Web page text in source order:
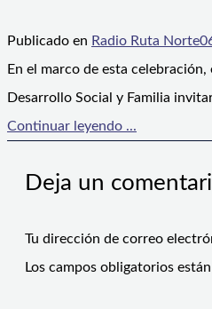
Publicado en Radio Ruta Norte
En el marco de esta celebración,
Desarrollo Social y Familia
Continuar leyendo ...
Deja un
Tu dirección de correo
Los campos obligatorios